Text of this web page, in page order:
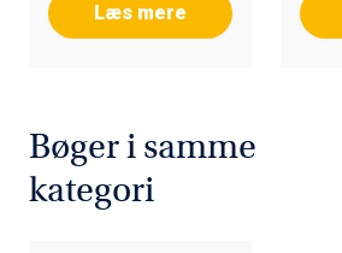
Læs mere
Bøger i samme
kategori